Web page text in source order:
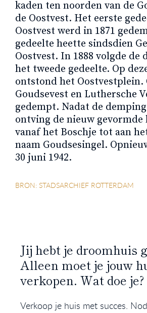
kaden ten noorden van de
de Oostvest. Het eerste
Oostvest werd in 1871
gedeelte heette sindsdien
Oostvest. In 1888 volgde de
het tweede gedeelte. Op
ontstond het Oostvestplein.
Goudsevest en Luthersche
gedempt. Nadat de
ontving de nieuw gevormde
vanaf het Boschje tot aan
naam Goudsesingel.
30 juni 1942.
BRON: STADSARCHIEF ROTTERDAM
Jij hebt je droomhuis
Alleen moet je jouw
verkopen. Wat doe je?
Verkoop je huis met succes.